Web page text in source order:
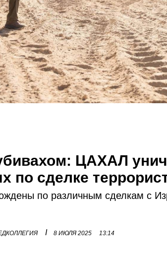
ЦАХАЛ
по сделке
по различным сделкам с
I 8 ИЮЛЯ 2025 13:14